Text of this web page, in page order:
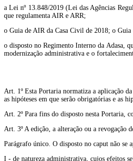
a Lei nº 13.848/2019 (Lei das Agências
que regulamenta AIR e ARR;
o Guia de AIR da Casa Civil de 2018; o
o disposto no Regimento Interno da Adasa,
modernização administrativa e o
Art. 1º Esta Portaria normatiza a aplicação
as hipóteses em que serão obrigatórias e as
Art. 2º Para fins do disposto nesta Portaria,
Art. 3º A edição, a alteração ou a revogação
Parágrafo único. O disposto no caput não se
I - de natureza administrativa, cujos efeitos